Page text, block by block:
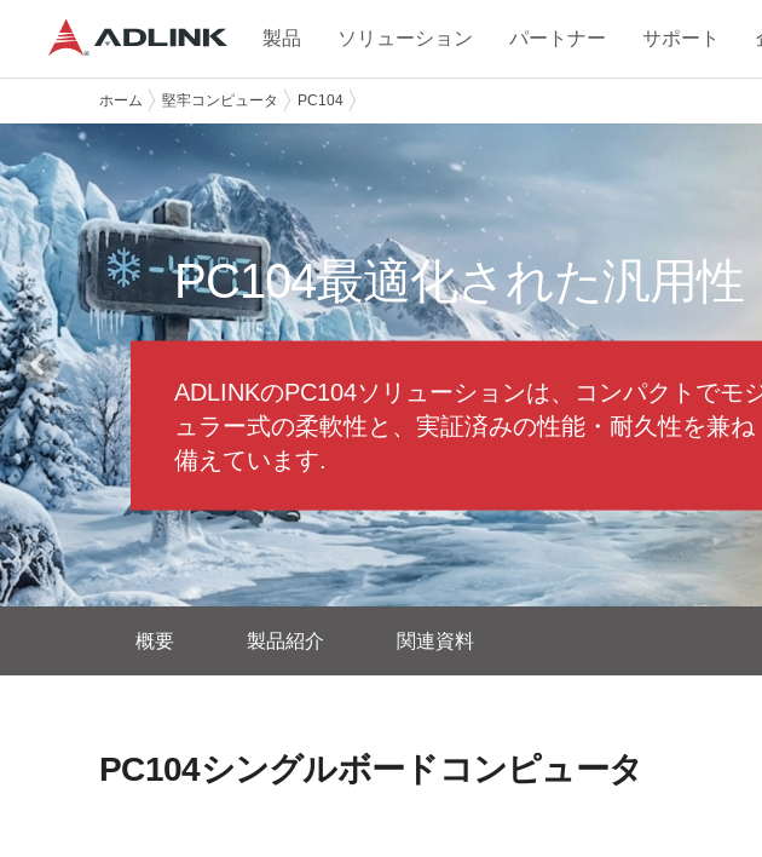
製品 ソリューション パートナー サポート
ホーム 堅牢コンピュータ PC104
PC104最適化された汎用性
ADLINKのPC104ソリューションは、コンパクトでモ
ュラー式の柔軟性と、実証済みの性能・耐久性を兼ね
備えています.
概要 製品紹介 関連資料
PC104シングルボードコンピュータ